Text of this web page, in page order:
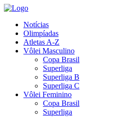
Notícias
Olimpíadas
Atletas A-Z
Vôlei Masculino
Copa Brasil
Superliga
Superliga B
Superliga C
Vôlei Feminino
Copa Brasil
Superliga